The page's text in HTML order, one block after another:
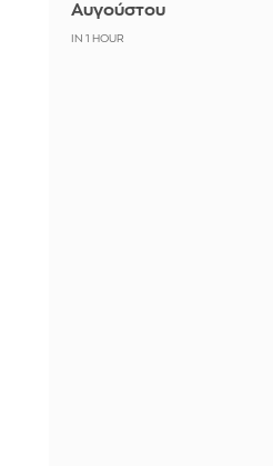
Αυγούστου
IN 1 HOUR